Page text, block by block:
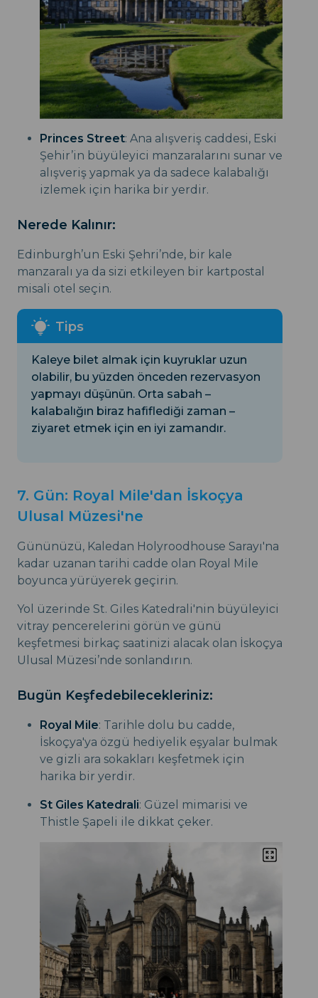
Princes Street: Ana alışveriş caddesi, Eski
Şehir’in büyüleyici manzaralarını sunar ve
alışveriş yapmak ya da sadece kalabalığı
izlemek için harika bir yerdir.
Nerede Kalınır:
Edinburgh’un Eski Şehri’nde, bir kale
manzaralı ya da sizi etkileyen bir kartpostal
misali otel seçin.
Kaleye bilet almak için kuyruklar uzun
olabilir, bu yüzden önceden rezervasyon
yapmayı düşünün. Orta sabah –
kalabalığın biraz hafiflediği zaman –
ziyaret etmek için en iyi zamandır.
7. Gün: Royal Mile'dan İskoçya
Ulusal Müzesi'ne
Gününüzü, Kaledan Holyroodhouse Sarayı'na
kadar uzanan tarihi cadde olan Royal Mile
boyunca yürüyerek geçirin.
Yol üzerinde St. Giles Katedrali'nin büyüleyici
vitray pencerelerini görün ve günü
keşfetmesi birkaç saatinizi alacak olan İskoçya
Ulusal Müzesi’nde sonlandırın.
Bugün Keşfedebilecekleriniz:
Royal Mile: Tarihle dolu bu cadde,
İskoçya'ya özgü hediyelik eşyalar bulmak
ve gizli ara sokakları keşfetmek için
harika bir yerdir.
St Giles Katedrali: Güzel mimarisi ve
Thistle Şapeli ile dikkat çeker.